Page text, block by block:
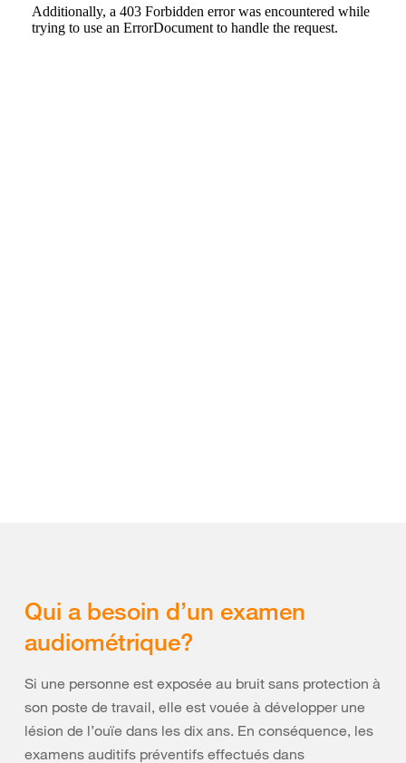
Qui a besoin d’un examen
audiométrique?
Si une personne est exposée au bruit sans protection à
son poste de travail, elle est vouée à développer une
lésion de l’ouïe dans les dix ans. En conséquence, les
examens auditifs préventifs effectués dans